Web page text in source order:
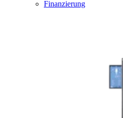
Finanzierung